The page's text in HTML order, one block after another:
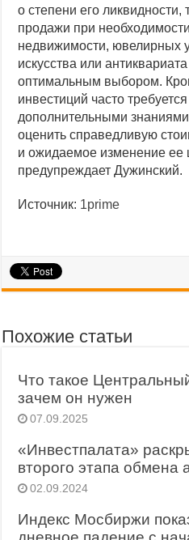
о степени его
продажи при
недвижимости, ювелирных
искусства или
оптимальным выбором.
инвестиций часто
дополнительными
оценить справедливую
и ожидаемое изменение
предупреждает Дужинский.
Источник: 1prime
Похожие статьи
Что такое
зачем он нужен
07.09.2025
«Инвестпалата»
второго этапа обмена
02.09.2024
Индекс Мосбиржи